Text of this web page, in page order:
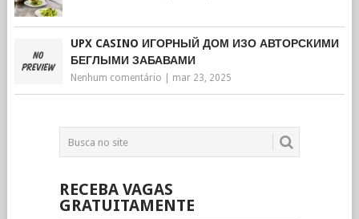
UPX CASINO ИГОРНЫЙ ДОМ ИЗО АВТОРСКИМИ
БЕГЛЫМИ ЗАБАВАМИ
Nenhum comentário mar 23, 2025
RECEBA VAGAS
GRATUITAMENTE